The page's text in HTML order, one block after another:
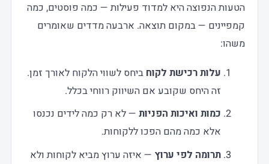
הטעות הנפוצה היא למדוד פעילות — כמה פוסטים, כמה
קמפיינים — במקום תוצאה. ארבעה מדדים שאומרים
משהו:
עלות רכישת לקוח ביחס לשווי הלקוח לאורך זמן.
זה היחס שקובע אם השיווק רווחי בכלל.
כמות ואיכות הפניות — לא רק כמה לידים נכנסו
אלא כמה מהם הפכו ללקוחות.
תרומה לפי ערוץ — איזה ערוץ מביא לקוחות ולא